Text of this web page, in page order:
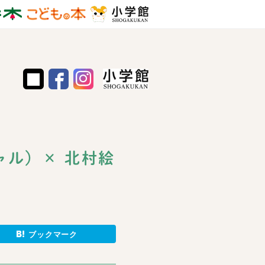
ル）× 北村絵
ブックマーク